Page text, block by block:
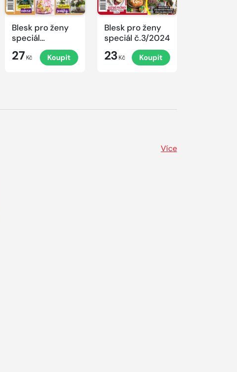
Blesk pro ženy
speciál
č.4/2024
Provoněné
27 Kč Koupit
Blesk pro ženy
speciál č.3/2024
23 Kč Koupit
Více